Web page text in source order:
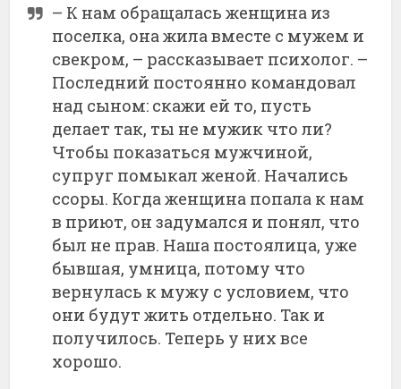
– К нам обращалась женщина из
поселка, она жила вместе с мужем и
свекром, – рассказывает психолог. –
Последний постоянно командовал
над сыном: скажи ей то, пусть
делает так, ты не мужик что ли?
Чтобы показаться мужчиной,
супруг помыкал женой. Начались
ссоры. Когда женщина попала к нам
в приют, он задумался и понял, что
был не прав. Наша постоялица, уже
бывшая, умница, потому что
вернулась к мужу с условием, что
они будут жить отдельно. Так и
получилось. Теперь у них все
хорошо.